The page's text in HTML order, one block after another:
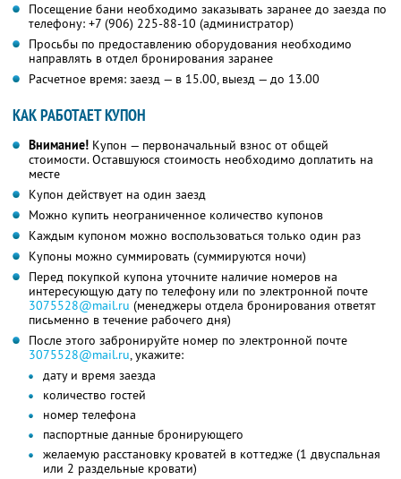
Посещение бани необходимо заказывать заранее до заезда по
телефону: +7 (906) 225-88-10 (администратор)
Просьбы по предоставлению оборудования необходимо
направлять в отдел бронирования заранее
Расчетное время: заезд — в 15.00, выезд — до 13.00
КАК РАБОТАЕТ КУПОН
Внимание! Купон — первоначальный взнос от общей
стоимости. Оставшуюся стоимость необходимо доплатить на
месте
Купон действует на один заезд
Можно купить неограниченное количество купонов
Каждым купоном можно воспользоваться только один раз
Купоны можно суммировать (суммируются ночи)
Перед покупкой купона уточните наличие номеров на
интересующую дату по телефону или по электронной почте
3075528@mail.ru (менеджеры отдела бронирования ответят
письменно в течение рабочего дня)
После этого забронируйте номер по электронной почте
3075528@mail.ru, укажите:
дату и время заезда
количество гостей
номер телефона
паспортные данные бронирующего
желаемую расстановку кроватей в коттедже (1 двуспальная
или 2 раздельные кровати)